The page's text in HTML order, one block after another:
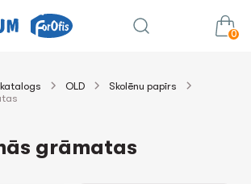
0
OLD
Skolēnu papīrs
grāmatas